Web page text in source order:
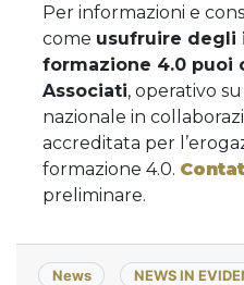
Per informazioni e
come usufruire degli
formazione 4.0 puoi
Associati, operativo
nazionale in
accreditata per
formazione 4.0.
preliminare.
News NEWS IN